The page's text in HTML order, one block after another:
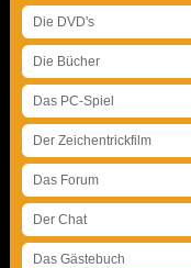
Die DVD's
Die Bücher
Das PC-Spiel
Der Zeichentrickfilm
Das Forum
Der Chat
Das Gästebuch